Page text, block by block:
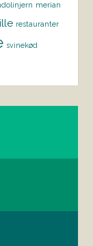
merian
restauranter
svinekød